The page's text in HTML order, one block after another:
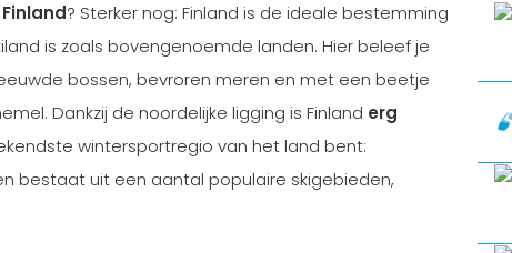
? Sterker nog: Finland is de ideale bestemming
is zoals bovengenoemde landen. Hier beleef je
bossen, bevroren meren en met een beetje
Dankzij de noordelijke ligging is Finland erg
wintersportregio van het land bent:
bestaat uit een aantal populaire skigebieden,